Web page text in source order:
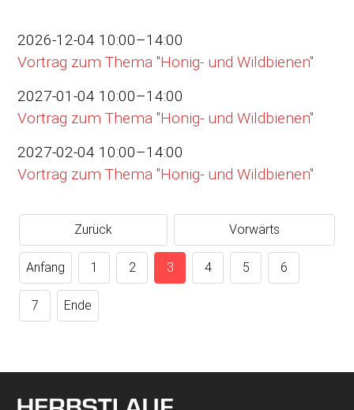
2026-12-04 10:00–14:00
Vortrag zum Thema "Honig- und Wildbienen"
2027-01-04 10:00–14:00
Vortrag zum Thema "Honig- und Wildbienen"
2027-02-04 10:00–14:00
Vortrag zum Thema "Honig- und Wildbienen"
Zurück Vorwärts
Anfang 1 2 3 4 5 6
7 Ende